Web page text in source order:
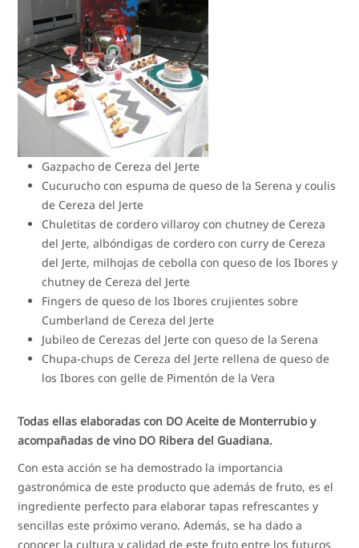
Gazpacho de Cereza del Jerte
Cucurucho con espuma de queso de la Serena y coulis
de Cereza del Jerte
Chuletitas de cordero villaroy con chutney de Cereza
del Jerte, albóndigas de cordero con curry de Cereza
del Jerte, milhojas de cebolla con queso de los Ibores y
chutney de Cereza del Jerte
Fingers de queso de los Ibores crujientes sobre
Cumberland de Cereza del Jerte
Jubileo de Cerezas del Jerte con queso de la Serena
Chupa-chups de Cereza del Jerte rellena de queso de
los Ibores con gelle de Pimentón de la Vera
Todas ellas elaboradas con DO Aceite de Monterrubio y
acompañadas de vino DO Ribera del Guadiana.
Con esta acción se ha demostrado la importancia
gastronómica de este producto que además de fruto, es el
ingrediente perfecto para elaborar tapas refrescantes y
sencillas este próximo verano. Además, se ha dado a
conocer la cultura y calidad de este fruto entre los futuros